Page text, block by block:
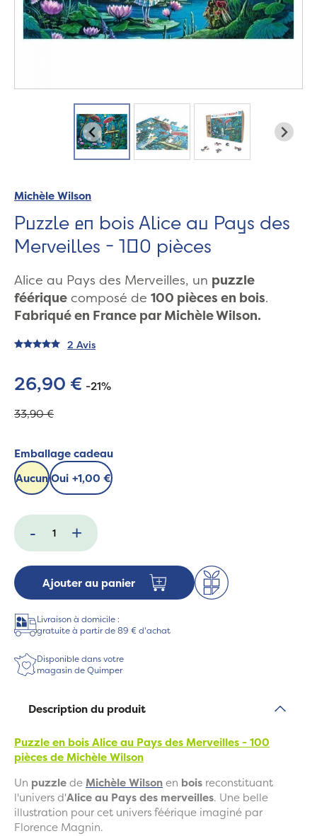
Michèle Wilson
Puzzle en bois Alice au Pays des
Merveilles - 100 pièces
Alice au Pays des Merveilles, un puzzle
féérique composé de 100 pièces en bois.
Fabriqué en France par Michèle Wilson.
2 Avis
26,90 € -21%
33,90 €
Emballage cadeau
AucunOui +1,00 €
- +
Ajouter au panier
Livraison à domicile :
gratuite à partir de 89 € d'achat
Disponible dans votre
magasin de Quimper
Description du produit
Puzzle en bois Alice au Pays des Merveilles - 100
piècesde Michèle Wilson
Un puzzledeMichèle Wilsonen bois reconstituant
l'univers d'Alice au Pays des merveilles. Une belle
illustration pour cet univers féérique imaginé par
Florence Magnin.